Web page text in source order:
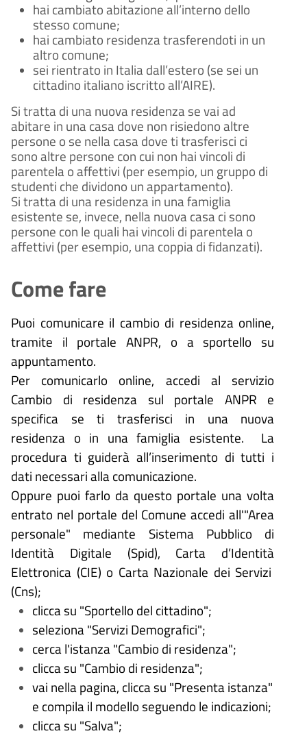
hai cambiato abitazione all’interno dello
stesso comune;
hai cambiato residenza trasferendoti in un
altro comune;
sei rientrato in Italia dall’estero (se sei un
cittadino italiano iscritto all’AIRE).
Si tratta di una nuova residenza se vai ad
abitare in una casa dove non risiedono altre
persone o se nella casa dove ti trasferisci ci
sono altre persone con cui non hai vincoli di
parentela o affettivi (per esempio, un gruppo di
studenti che dividono un appartamento).
Si tratta di una residenza in una famiglia
esistente se, invece, nella nuova casa ci sono
persone con le quali hai vincoli di parentela o
affettivi (per esempio, una coppia di fidanzati).
Come fare
Puoi comunicare il cambio di residenza online,
tramite il portale ANPR, o a sportello su
appuntamento.
Per comunicarlo online, accedi al servizio
Cambio di residenza sul portale ANPR e
specifica se ti trasferisci in una nuova
residenza o in una famiglia esistente.  La
procedura ti guiderà all’inserimento di tutti i
dati necessari alla comunicazione.
Oppure puoi farlo da questo portale una volta
entrato nel portale del Comune accedi all'"Area
personale" mediante Sistema Pubblico di
Identità Digitale (Spid), Carta d’Identità
Elettronica (CIE) o Carta Nazionale dei Servizi
(Cns);
clicca su "Sportello del cittadino";
seleziona "Servizi Demografici";
cerca l'istanza "Cambio di residenza";
clicca su "Cambio di residenza";
vai nella pagina, clicca su "Presenta istanza"
e compila il modello seguendo le indicazioni;
clicca su "Salva";